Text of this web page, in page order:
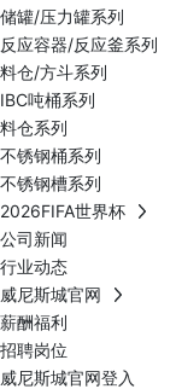
储罐/压力罐系列
反应容器/反应釜系列
料仓/方斗系列
IBC吨桶系列
料仓系列
不锈钢桶系列
不锈钢槽系列
2026FIFA世界杯
公司新闻
行业动态
威尼斯城官网
薪酬福利
招聘岗位
威尼斯城官网登入